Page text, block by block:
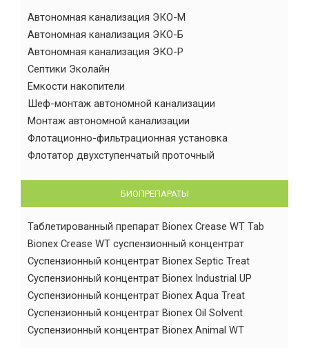
Автономная канализация ЭКО-М
Автономная канализация ЭКО-Б
Автономная канализация ЭКО-Р
Септики Эколайн
Емкости накопители
Шеф-монтаж автономной канализации
Монтаж автономной канализации
Флотационно-фильтрационная установка
Флотатор двухступенчатый проточный
БИОПРЕПАРАТЫ
Таблетированный препарат Bionex Crease WT Tab
Bionex Crease WT суспензионный концентрат
Суспензионный концентрат Bionex Septic Treat
Суспензионный концентрат Bionex Industrial UP
Суспензионный концентрат Bionex Aqua Treat
Суспензионный концентрат Bionex Oil Solvent
Суспензионный концентрат Bionex Animal WT